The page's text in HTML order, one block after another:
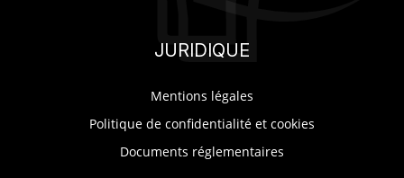
JURIDIQUE
Mentions légales
Politique de confidentialité et cookies
Documents réglementaires